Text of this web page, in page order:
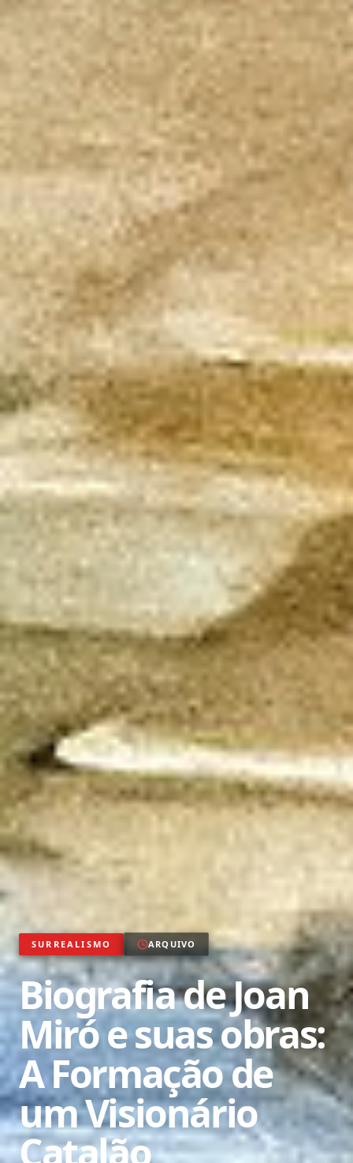
SURREALISMO ARQUIVO
Biografia de Joan
Miró e suas obras:
A Formação de
um Visionário
Catalão